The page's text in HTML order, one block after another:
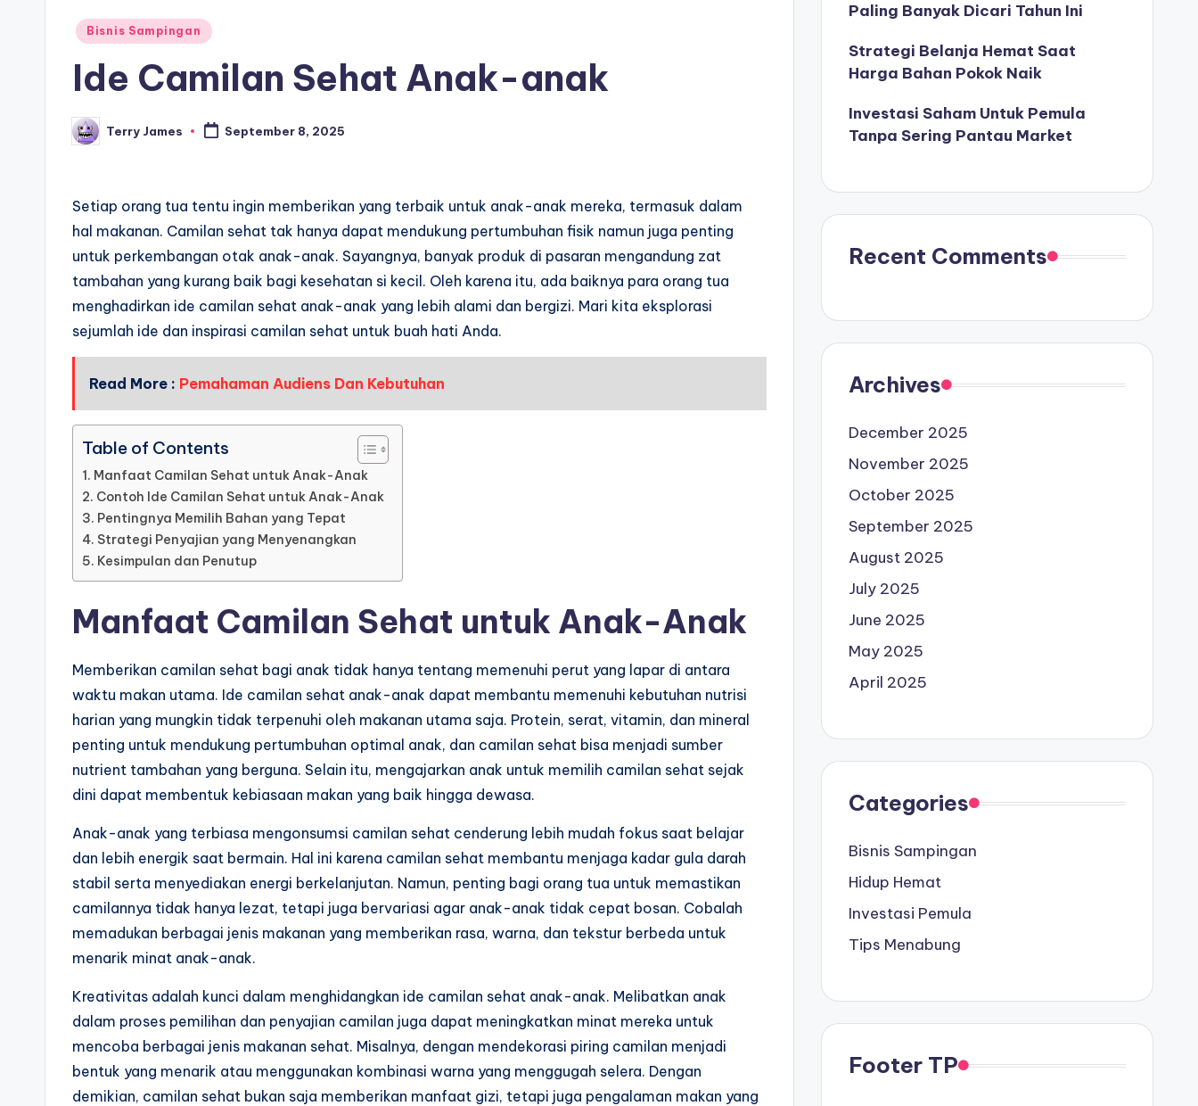
Posted
Bisnis Sampingan
Ide Camilan Sehat Anak-anak
Posted
by
Terry James September 8, 2025
Setiap orang tua tentu ingin memberikan yang terbaik untuk anak-anak mereka, termasuk dalam
hal makanan. Camilan sehat tak hanya dapat mendukung pertumbuhan fisik namun juga penting
untuk perkembangan otak anak-anak. Sayangnya, banyak produk di pasaran mengandung zat
tambahan yang kurang baik bagi kesehatan si kecil. Oleh karena itu, ada baiknya para orang tua
menghadirkan ide camilan sehat anak-anak yang lebih alami dan bergizi. Mari kita eksplorasi
sejumlah ide dan inspirasi camilan sehat untuk buah hati Anda.
Read More : Pemahaman Audiens Dan Kebutuhan
Table of Contents
Manfaat Camilan Sehat untuk Anak-Anak
Contoh Ide Camilan Sehat untuk Anak-Anak
Pentingnya Memilih Bahan yang Tepat
Strategi Penyajian yang Menyenangkan
Kesimpulan dan Penutup
Manfaat Camilan Sehat untuk Anak-Anak
Memberikan camilan sehat bagi anak tidak hanya tentang memenuhi perut yang lapar di antara
waktu makan utama. Ide camilan sehat anak-anak dapat membantu memenuhi kebutuhan nutrisi
harian yang mungkin tidak terpenuhi oleh makanan utama saja. Protein, serat, vitamin, dan mineral
penting untuk mendukung pertumbuhan optimal anak, dan camilan sehat bisa menjadi sumber
nutrient tambahan yang berguna. Selain itu, mengajarkan anak untuk memilih camilan sehat sejak
dini dapat membentuk kebiasaan makan yang baik hingga dewasa.
Anak-anak yang terbiasa mengonsumsi camilan sehat cenderung lebih mudah fokus saat belajar
dan lebih energik saat bermain. Hal ini karena camilan sehat membantu menjaga kadar gula darah
stabil serta menyediakan energi berkelanjutan. Namun, penting bagi orang tua untuk memastikan
camilannya tidak hanya lezat, tetapi juga bervariasi agar anak-anak tidak cepat bosan. Cobalah
memadukan berbagai jenis makanan yang memberikan rasa, warna, dan tekstur berbeda untuk
menarik minat anak-anak.
Kreativitas adalah kunci dalam menghidangkan ide camilan sehat anak-anak. Melibatkan anak
dalam proses pemilihan dan penyajian camilan juga dapat meningkatkan minat mereka untuk
mencoba berbagai jenis makanan sehat. Misalnya, dengan mendekorasi piring camilan menjadi
bentuk yang menarik atau menggunakan kombinasi warna yang menggugah selera. Dengan
demikian, camilan sehat bukan saja memberikan manfaat gizi, tetapi juga pengalaman makan yang
Paling Banyak Dicari Tahun Ini
Strategi Belanja Hemat Saat
Harga Bahan Pokok Naik
Investasi Saham Untuk Pemula
Tanpa Sering Pantau Market
Recent Comments
Archives
December 2025
November 2025
October 2025
September 2025
August 2025
July 2025
June 2025
May 2025
April 2025
Categories
Bisnis Sampingan
Hidup Hemat
Investasi Pemula
Tips Menabung
Footer TP